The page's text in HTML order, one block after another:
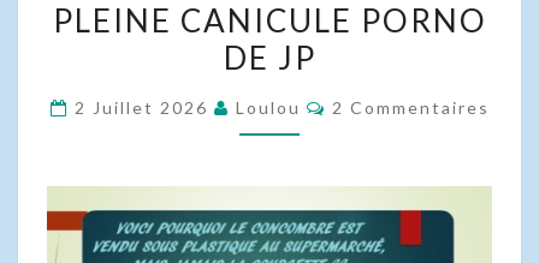
CANICULE
PORNO
PLEINE CANICULE PORNO
DE JP
2 Juillet 2026 Loulou Commentaires
2 Commentaires